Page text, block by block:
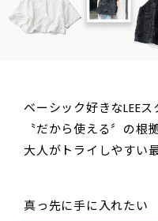
ベーシック好きなLEE
〝だから使える〞の根
大人がトライしやすい
真っ先に手に入れたい